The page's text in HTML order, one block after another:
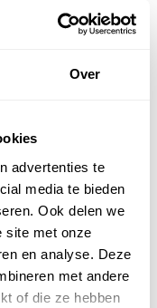
Over
advertenties te
media te bieden
Ook delen we
site met onze
en analyse. Deze
met andere
of die ze hebben
9,6/10.0
60